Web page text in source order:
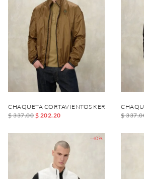
CHAQUETA CORTAVIENTOS KERWIN
$ 337.00 $ 202.20
$
-40%